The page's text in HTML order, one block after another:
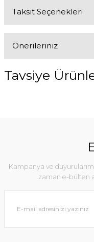
Taksit Seçenekleri
Önerileriniz
Bu ürünün fiyat bilgisi,
konularda yetersiz
Ürün bilgilerinde hatalar
Ürün fiyatı diğer
Bu ürüne benzer farklı
Tavsiye
Kampanya ve
zaman e-bülten